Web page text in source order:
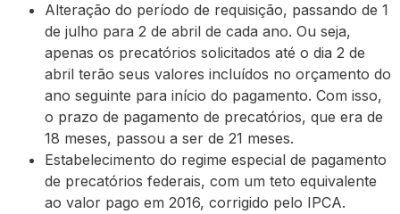
Alteração do período de requisição, passando de 1
de julho para 2 de abril de cada ano. Ou seja,
apenas os precatórios solicitados até o dia 2 de
abril terão seus valores incluídos no orçamento do
ano seguinte para início do pagamento. Com isso,
o prazo de pagamento de precatórios, que era de
18 meses, passou a ser de 21 meses.
Estabelecimento do regime especial de pagamento
de precatórios federais, com um teto equivalente
ao valor pago em 2016, corrigido pelo IPCA.